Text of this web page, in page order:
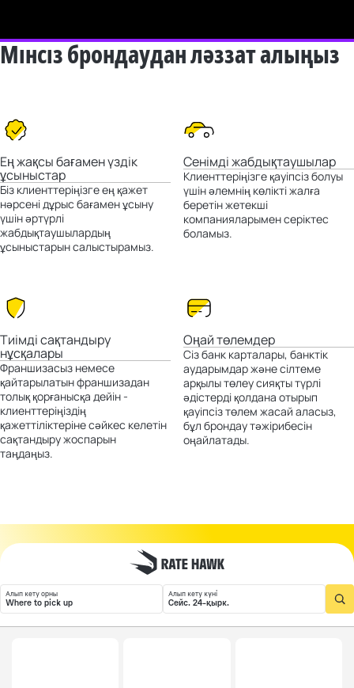
Мінсіз брондаудан ләззат алыңыз
Ең жақсы бағамен үздік
ұсыныстар
Біз клиенттеріңізге ең қажет
нәрсені дұрыс бағамен ұсыну
үшін әртүрлі
жабдықтаушылардың
ұсыныстарын салыстырамыз.
Сенімді жабдықтаушылар
Клиенттеріңізге қауіпсіз болуы
үшін әлемнің көлікті жалға
беретін жетекші
компанияларымен серіктес
боламыз.
Тиімді сақтандыру
нұсқалары
Франшизасыз немесе
қайтарылатын франшизадан
толық қорғанысқа дейін -
клиенттеріңіздің
қажеттіліктеріне сәйкес келетін
сақтандыру жоспарын
таңдаңыз.
Оңай төлемдер
Сіз банк карталары, банктік
аударымдар және сілтеме
арқылы төлеу сияқты түрлі
әдістерді қолдана отырып
қауіпсіз төлем жасай аласыз,
бұл брондау тәжірибесін
оңайлатады.
Алып кету орны
Where to pick up
Алып кету күні
Сейс. 24-қырк.